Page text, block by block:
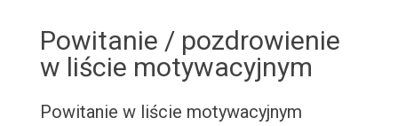
Powitanie / pozdrowienie
w liście motywacyjnym
Powitanie w liście motywacyjnym